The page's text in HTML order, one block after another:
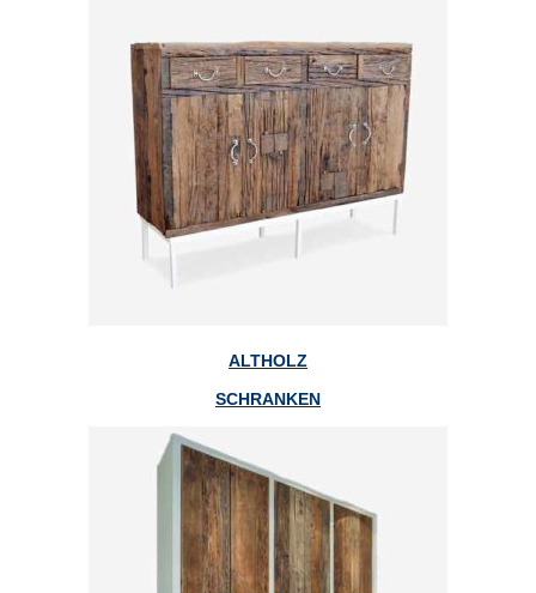
ALTHOLZ
SCHRANKEN